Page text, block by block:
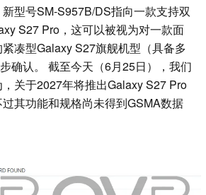
型号SM-S957B/DS指向一款支持双
S27 Pro，这可以被视为对一款面
凑型Galaxy S27旗舰机型（具备多
确认。 截至今天（6月25日），我们
关于2027年将推出Galaxy S27 Pro
其功能和规格尚未得到GSMA数据